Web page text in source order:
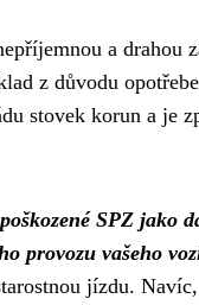
a
z důvodu
stovek korun a je
SPZ
provozu vašeho
jízdu.